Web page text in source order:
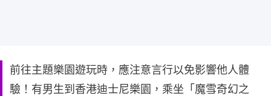
前往主題樂園遊玩時，應注意言行以免影響他人體
驗！有男生到香港迪士尼樂園，乘坐「魔雪奇幻之